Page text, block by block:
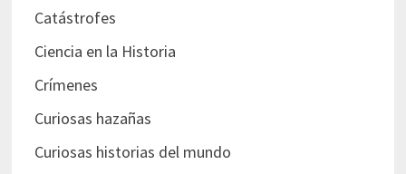
Catástrofes
Ciencia en la Historia
Crímenes
Curiosas hazañas
Curiosas historias del mundo